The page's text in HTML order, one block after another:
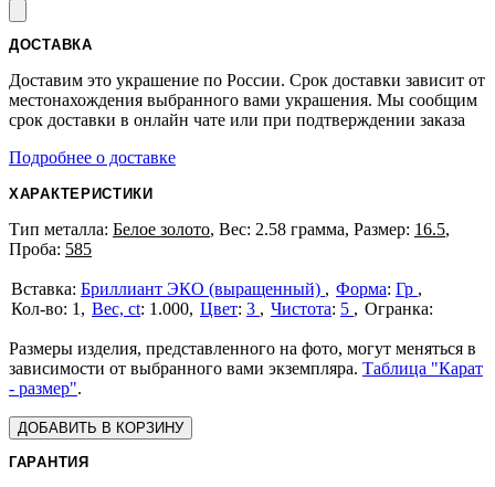
ДОСТАВКА
Доставим это украшение по России. Срок доставки зависит от
местонахождения выбранного вами украшения. Мы сообщим
срок доставки в онлайн чате или при подтверждении заказа
Подробнее о доставке
ХАРАКТЕРИСТИКИ
Тип металла: Белое золото, Вес: 2.58 грамма, Размер: 16.5,
Проба: 585
Бриллиант ЭКО (выращенный) Форма: Гр
1
Вес, ct: 1.000 Цвет: 3 Чистота: 5
Размеры изделия, представленного на фото, могут меняться в
зависимости от выбранного вами экземпляра. Таблица "Карат
- размер".
ДОБАВИТЬ В КОРЗИНУ
ГАРАНТИЯ